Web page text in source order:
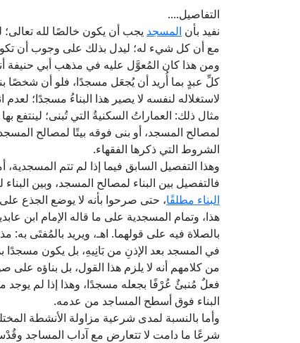
التفاصيل....
نفيد بأن المسجد يجب أن يكون خالصًا لله
مع أن كل شيء له؛ ليدل بذلك على وجوب أن
ومن هذا كان المُعوَّل عليه في مذهب أبي حنيفة
كلِّ عبدٍ بما أُريد أن يُجعَل مسجدًا، فلو أن شخصًا
لاستغلاله لنفسه لا يصير هذا البناءُ مسجدًا؛
مثال ذلك: العماراتُ السكنيةُ التي تُبنى؛ لينتفع بها
لمصالح المسجد، أو بنى فوقه بيتًا لمصالح
الشروط التي ذكرها الفقهاء.
وهذا التفصيل السابق فيما إذا لم تتم
فالتفصيل بين البناء لمصالح المسجد، وبين
البناء مطلقًا، حتى صرحوا بأنه لا يوضع الجذع
بالصلاة فيه على قولهما. اهـ، ويريد بالمُفتَى
في المسجد بعد الإذنِ من بَانِيهِ، بل يكون
من كلامهم أنه لا يلزم هذا القول، بل بناؤه
فعلٌ مُنبئٌ عُرْفًا بجعله مسجدًا، وهذا إذا لم يوجد
البناء فوق أسطح المساجد من عدمه.
وأما بالنسبة لمدى شرعية مزاولة الأنشطة
شرعًا ما دامت لا تتعارض مع آداب المساجد